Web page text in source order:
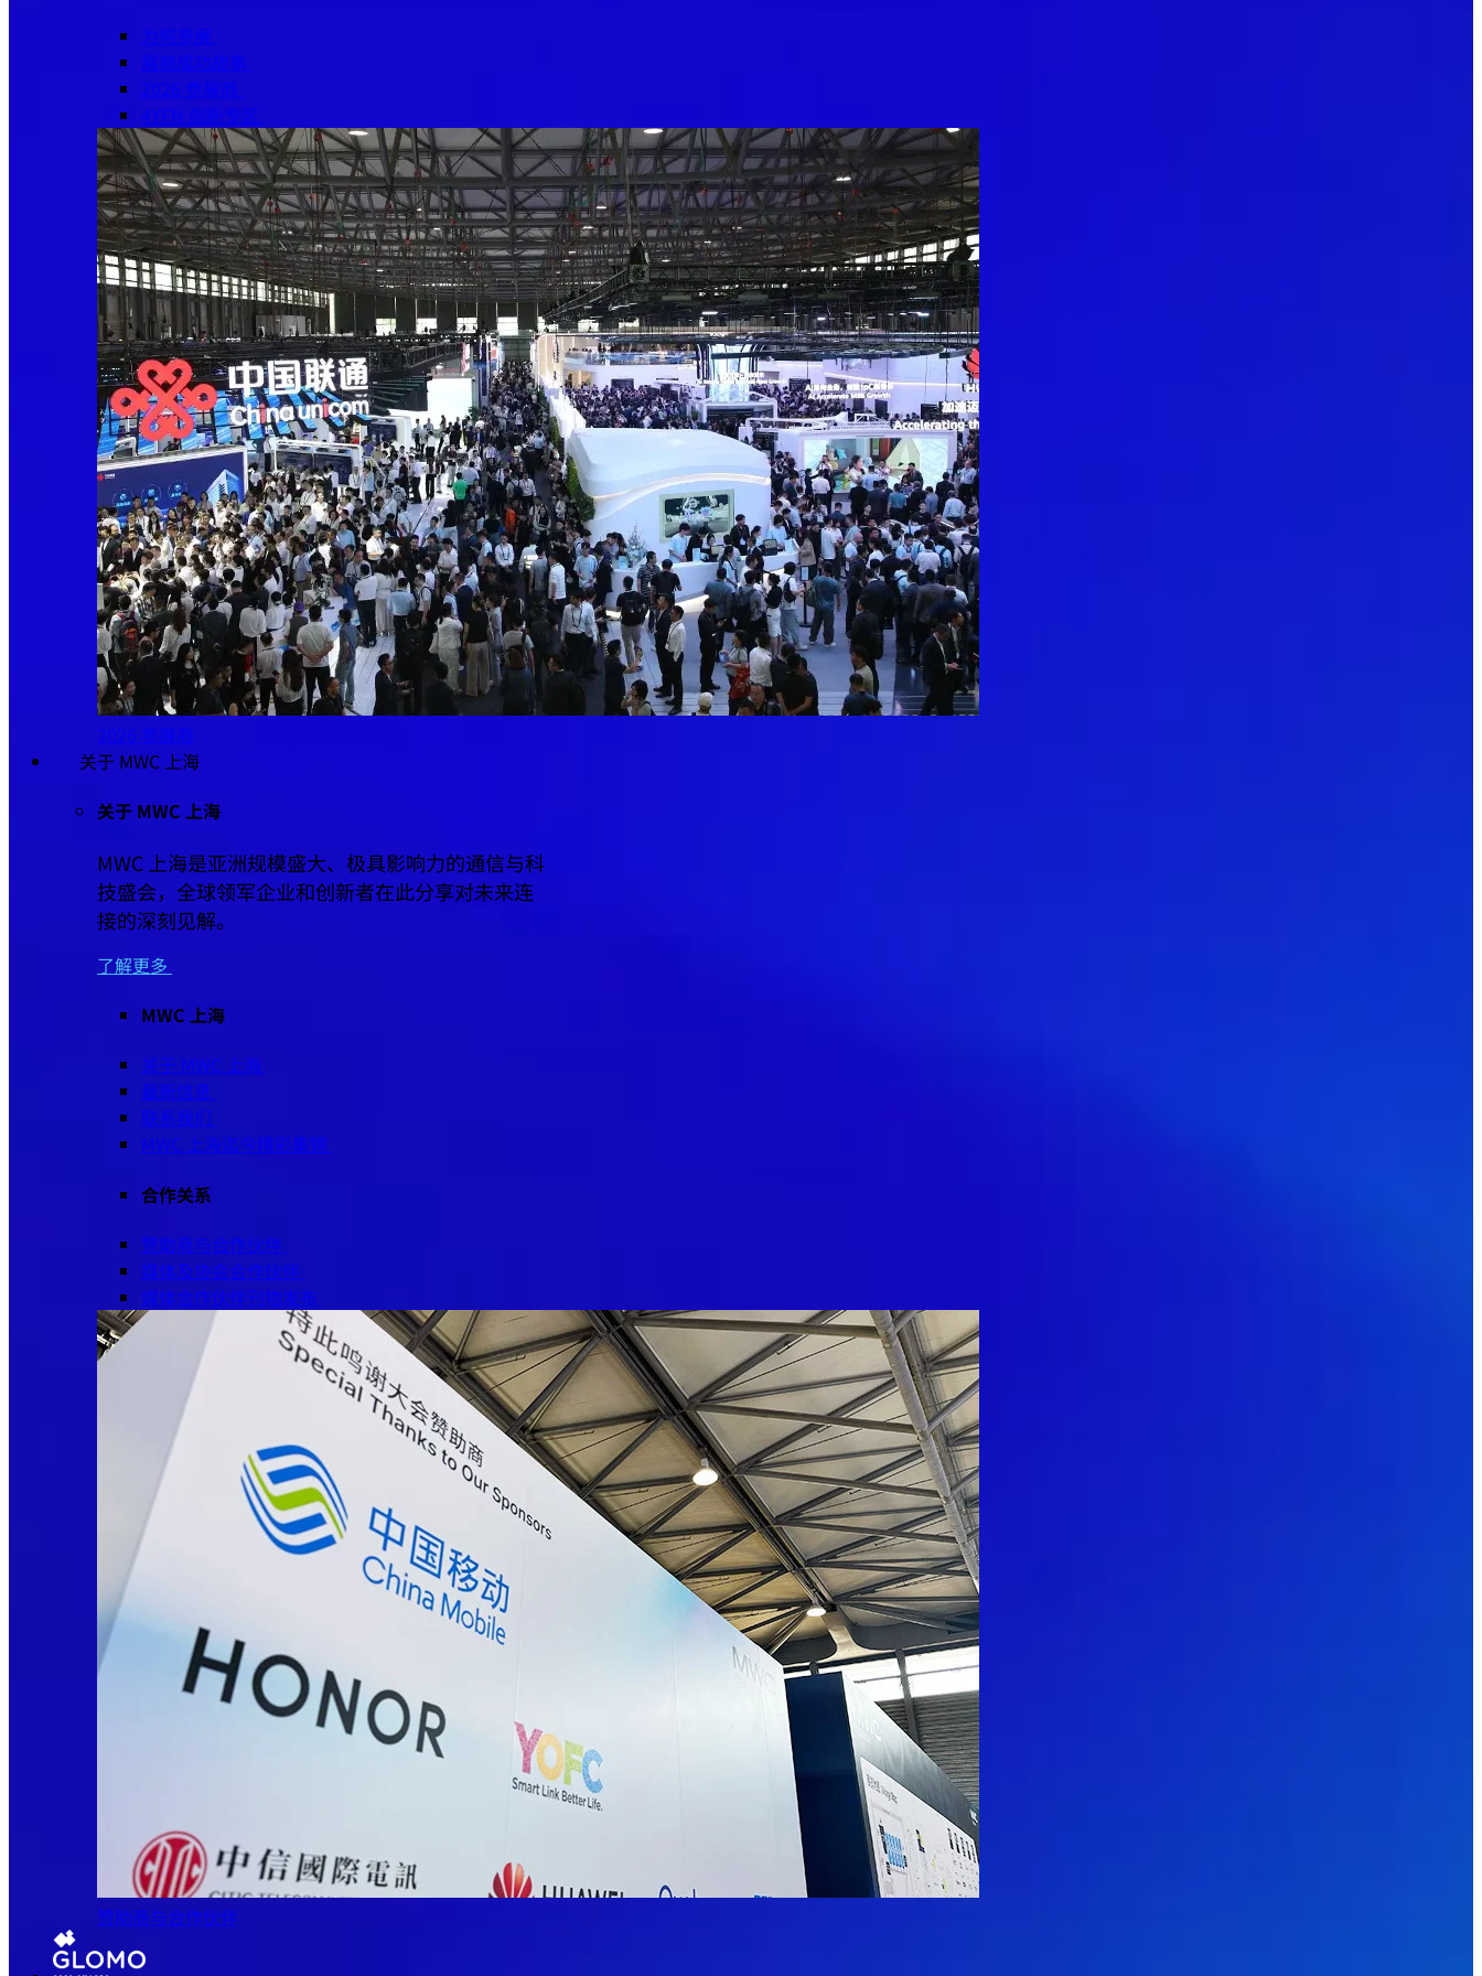
为何参展
展商成功故事
2026 参展商
4YFN 创新专区
2026 参展商
关于 MWC 上海
关于 MWC 上海
MWC 上海是亚洲规模盛大、极具影响力的通信与科
技盛会，全球领军企业和创新者在此分享对未来连
接的深刻见解。
了解更多
MWC 上海
关于 MWC 上海
最新信息
联系我们
MWC 上海迄今精彩集锦
合作关系
赞助商与合作伙伴
媒体及协会合作伙伴
媒体合作伙伴刊物发布
赞助商与合作伙伴